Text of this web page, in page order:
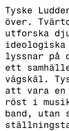
Tyske
över.
utforska
lyssnar på
ett
vägskäl.
att vara
röst i
band,